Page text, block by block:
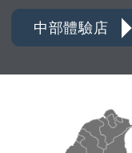
中部體驗店